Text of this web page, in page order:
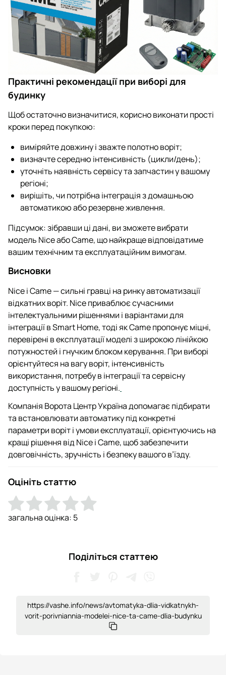
Практичні рекомендації при виборі для
будинку
Щоб остаточно визначитися, корисно виконати прості
кроки перед покупкою:
виміряйте довжину і зважте полотно воріт;
визначте середню інтенсивність (цикли/день);
уточніть наявність сервісу та запчастин у вашому
регіоні;
вирішіть, чи потрібна інтеграція з домашньою
автоматикою або резервне живлення.
Підсумок: зібравши ці дані, ви зможете вибрати
модель Nice або Came, що найкраще відповідатиме
вашим технічним та експлуатаційним вимогам.
Висновки
Nice і Came — сильні гравці на ринку автоматизації
відкатних воріт. Nice приваблює сучасними
інтелектуальними рішеннями і варіантами для
інтеграції в Smart Home, тоді як Came пропонує міцні,
перевірені в експлуатації моделі з широкою лінійкою
потужностей і гнучким блоком керування. При виборі
орієнтуйтеся на вагу воріт, інтенсивність
використання, потребу в інтеграції та сервісну
доступність у вашому регіоні.
Компанія Ворота Центр Україна допомагає підбирати
та встановлювати автоматику під конкретні
параметри воріт і умови експлуатації, орієнтуючись на
кращі рішення від Nice і Came, щоб забезпечити
довговічність, зручність і безпеку вашого в’їзду.
Оцініть статтю
загальна оцінка: 5
Поділіться статтею
https://vashe.info/news/avtomatyka-dlia-vidkatnykh-
vorit-porivniannia-modelei-nice-ta-came-dlia-budynku